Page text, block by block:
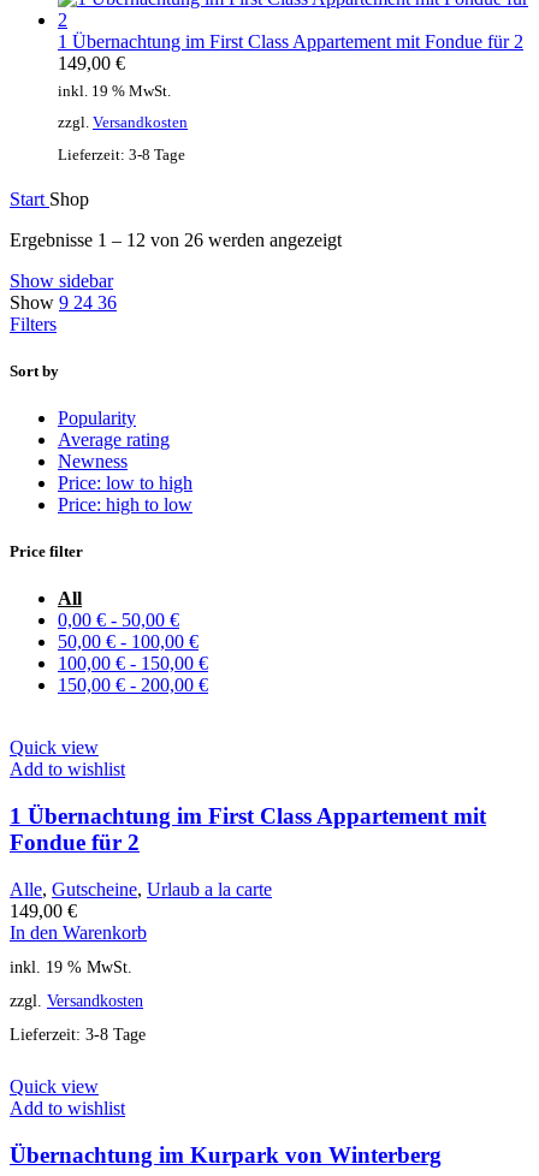
1 Übernachtung im First Class Appartement mit Fondue für 2
149,00 €
inkl. 19 % MwSt.
zzgl. Versandkosten
Lieferzeit: 3-8 Tage
Start Shop
Ergebnisse 1 – 12 von 26 werden angezeigt
Show sidebar
Show 9 24 36
Filters
Sort by
Popularity
Average rating
Newness
Price: low to high
Price: high to low
Price filter
All
0,00 € - 50,00 €
50,00 € - 100,00 €
100,00 € - 150,00 €
150,00 € - 200,00 €
Quick view
Add to wishlist
1 Übernachtung im First Class Appartement mit
Fondue für 2
Alle, Gutscheine, Urlaub a la carte
149,00 €
In den Warenkorb
inkl. 19 % MwSt.
zzgl. Versandkosten
Lieferzeit: 3-8 Tage
Quick view
Add to wishlist
Übernachtung im Kurpark von Winterberg